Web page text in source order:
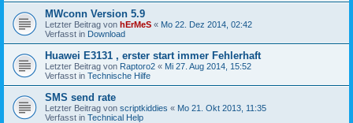
MWconn Version 5.9
Letzter Beitrag von hErMeS « Mo 22. Dez 2014, 02:42
Verfasst in Download
Huawei E3131 , erster start immer Fehlerhaft
Letzter Beitrag von Raptoro2 « Mi 27. Aug 2014, 15:52
Verfasst in Technische Hilfe
SMS send rate
Letzter Beitrag von scriptkiddies « Mo 21. Okt 2013, 11:35
Verfasst in Technical Help